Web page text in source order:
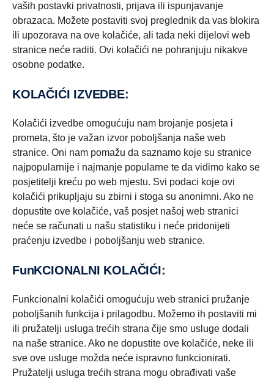
vaših postavki privatnosti, prijava ili ispunjavanje
obrazaca. Možete postaviti svoj preglednik da vas blokira
ili upozorava na ove kolačiće, ali tada neki dijelovi web
stranice neće raditi. Ovi kolačići ne pohranjuju nikakve
osobne podatke.
KOLAČIĆI IZVEDBE:
Kolačići izvedbe omogućuju nam brojanje posjeta i
prometa, što je važan izvor poboljšanja naše web
stranice. Oni nam pomažu da saznamo koje su stranice
najpopularnije i najmanje popularne te da vidimo kako se
posjetitelji kreću po web mjestu. Svi podaci koje ovi
kolačići prikupljaju su zbirni i stoga su anonimni. Ako ne
dopustite ove kolačiće, vaš posjet našoj web stranici
neće se računati u našu statistiku i neće pridonijeti
praćenju izvedbe i poboljšanju web stranice.
FunKCIONALNI KOLAČIĆI:
Funkcionalni kolačići omogućuju web stranici pružanje
poboljšanih funkcija i prilagodbu. Možemo ih postaviti mi
ili pružatelji usluga trećih strana čije smo usluge dodali
na naše stranice. Ako ne dopustite ove kolačiće, neke ili
sve ove usluge možda neće ispravno funkcionirati.
Pružatelji usluga trećih strana mogu obrađivati ​​vaše